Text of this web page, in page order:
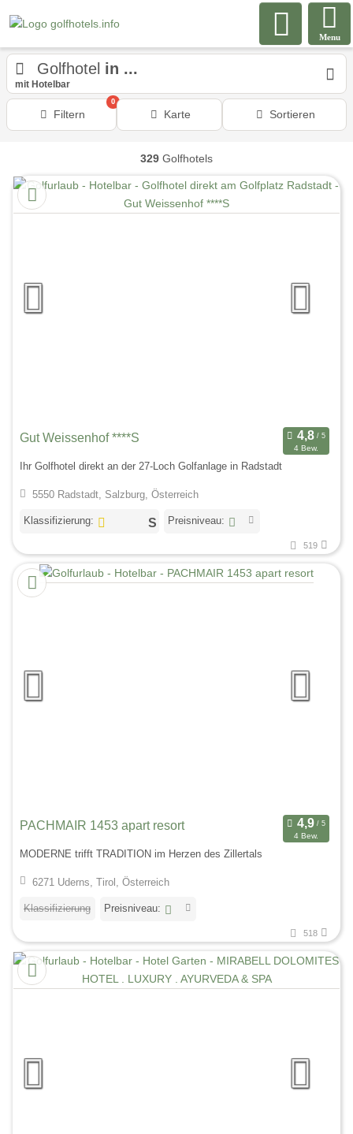
Menu
Golfhotel in ...
mit Hotelbar
Filtern
0
Karte Sortieren
329 Golfhotels
Gut Weissenhof ****S
4 Bew.
Ihr Golfhotel direkt an der 27-Loch Golfanlage in Radstadt
5550 Radstadt, Salzburg, Österreich
Klassifizierung: Preisniveau:
519
PACHMAIR 1453 apart resort
4 Bew.
MODERNE trifft TRADITION im Herzen des Zillertals
6271 Uderns, Tirol, Österreich
Klassifizierung Preisniveau:
518